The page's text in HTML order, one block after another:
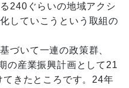
240ぐらいの地域アクシ
していこうという取組の
づいて一連の政策群、
の産業振興計画として21
きたところです。24年